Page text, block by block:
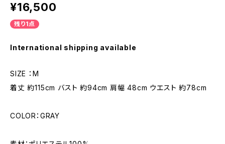
¥16,500
残り1点
International shipping available
SIZE ：M
着丈 約115cm バスト 約94cm 肩幅 48cm ウエスト 約78cm
COLOR：GRAY